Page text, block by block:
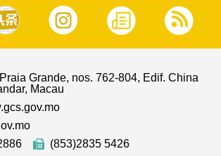
Grande, nos. 762-804, Edif. China
Macau
(853)2835 5426